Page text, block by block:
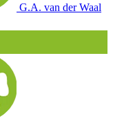
G.A. van der Waal